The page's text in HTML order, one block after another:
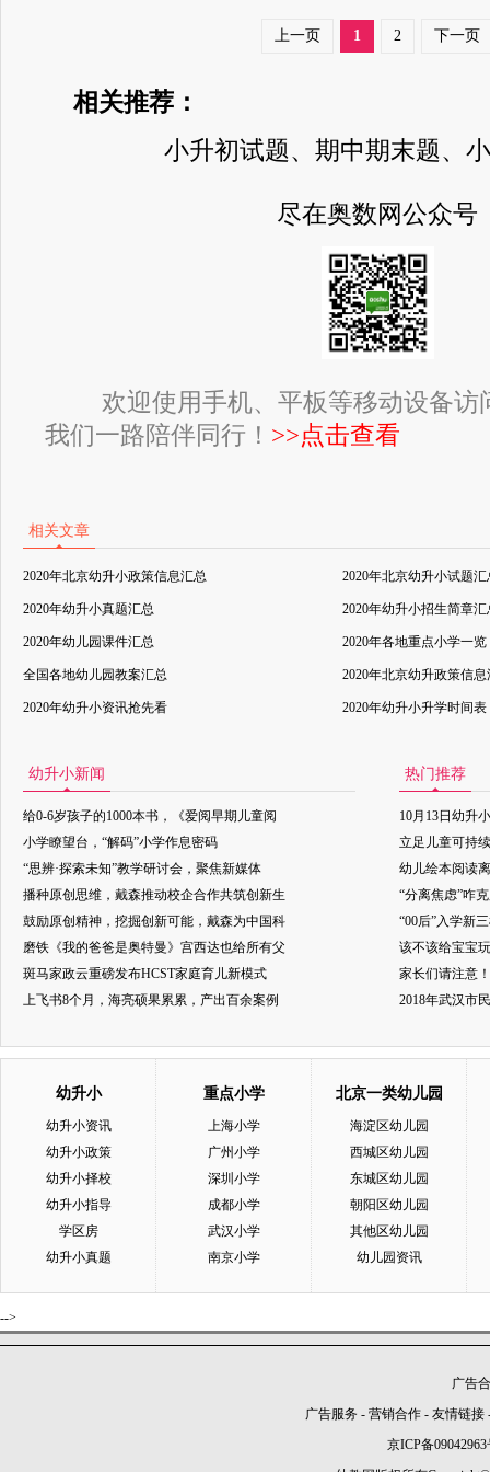
上一页 1 2 下一页
相关推荐：
小升初试题、期中期末题、
尽在奥数网公众号
欢迎使用手机、平板等移动设备访
我们一路陪伴同行！ >>点击查看
相关文章
2020年北京幼升小政策信息汇总 2020年北京幼升小试题汇
2020年幼升小真题汇总 2020年幼升小招生简章汇
2020年幼儿园课件汇总 2020年各地重点小学一览
全国各地幼儿园教案汇总 2020年北京幼升政策信息
2020年幼升小资讯抢先看 2020年幼升小升学时间表
幼升小新闻
给0-6岁孩子的1000本书，《爱阅早期儿童阅
小学瞭望台，“解码”小学作息密码
“思辨·探索未知”教学研讨会，聚焦新媒体
播种原创思维，戴森推动校企合作共筑创新生
鼓励原创精神，挖掘创新可能，戴森为中国科
磨铁《我的爸爸是奥特曼》宫西达也给所有父
斑马家政云重磅发布HCST家庭育儿新模式
上飞书8个月，海亮硕果累累，产出百余案例
热门推荐
10月13日幼升
立足儿童可持
幼儿绘本阅读
“分离焦虑”咋
“00后”入学新
该不该给宝宝
家长们请注意
2018年武汉市
幼升小
幼升小资讯
幼升小政策
幼升小择校
幼升小指导
学区房
幼升小真题
重点小学
上海小学
广州小学
深圳小学
成都小学
武汉小学
南京小学
北京一类幼儿园
海淀区幼儿园
西城区幼儿园
东城区幼儿园
朝阳区幼儿园
其他区幼儿园
幼儿园资讯
-->
广告
广告服务 - 营销合作 - 友情链接
京ICP备09042963